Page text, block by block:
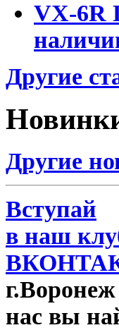
VX-
Другие
Другие
Вступай
в наш
г.Воронеж
нас вы